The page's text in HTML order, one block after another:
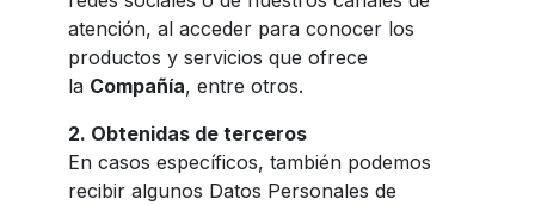
atención, al acceder para conocer los
productos y servicios que ofrece
la Compañía, entre otros.
2. Obtenidas de terceros
En casos específicos, también podemos
recibir algunos Datos Personales de